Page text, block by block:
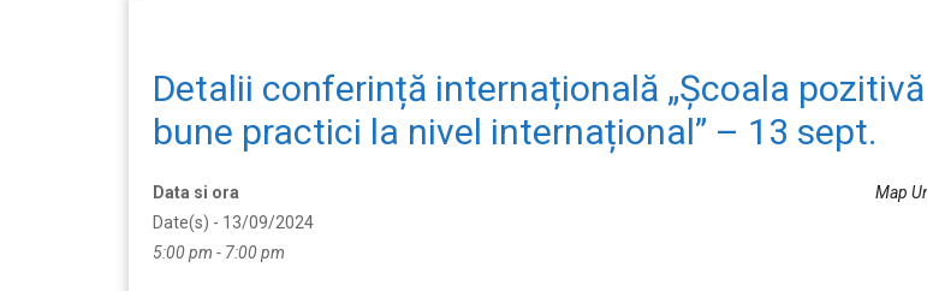
Detalii conferință internațională „Școala
bune practici la nivel internațional” – 13 sept.
Map
Data si ora
Date(s) - 13/09/2024
5:00 pm - 7:00 pm